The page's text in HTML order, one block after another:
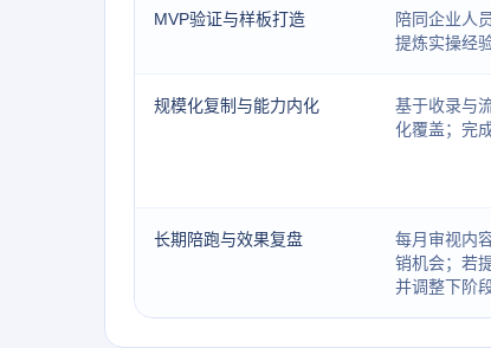
MVP验证与样板打造
陪同企业人
提炼实操经
规模化复制与能力内化
基于收录与
化覆盖；完
长期陪跑与效果复盘
每月审视内
销机会；若
并调整下阶